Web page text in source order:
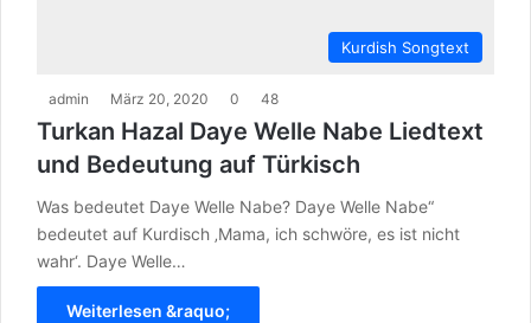
Kurdish Songtext
admin März 20, 2020 0 48
Turkan Hazal Daye Welle Nabe Liedtext
und Bedeutung auf Türkisch
Was bedeutet Daye Welle Nabe? Daye Welle Nabe“
bedeutet auf Kurdisch ‚Mama, ich schwöre, es ist nicht
wahr‘. Daye Welle…
Weiterlesen &raquo;